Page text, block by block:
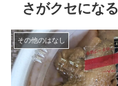
さがクセになる
その他のはなし